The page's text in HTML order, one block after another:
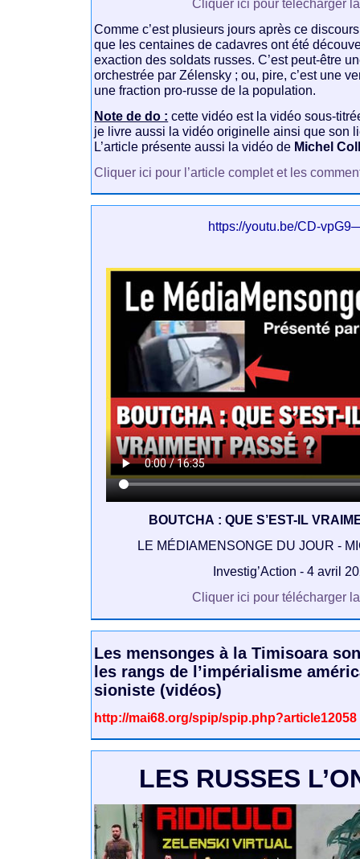
Cliquer ici pour télécharger
Comme c’est plusieurs jours après ce
que les centaines de cadavres ont été
exaction des soldats russes. C’est peut-être
orchestrée par Zélensky ; ou, pire, c’est une
une fraction pro-russe de la population.
Note de do : cette vidéo est la vidéo sous-
je livre aussi la vidéo originelle ainsi que son
L’article présente aussi la vidéo de Michel
Cliquer ici pour l’article complet et les
https://youtu.be/CD-
BOUTCHA : QUE S’EST-IL
LE MÉDIAMENSONGE DU JOUR -
Investig’Action - 4 avril
Cliquer ici pour télécharger
Les mensonges à la Timisoara
les rangs de l’impérialisme
sioniste (vidéos)
http://mai68.org/spip/spip.php?article12058
LES RUSSES